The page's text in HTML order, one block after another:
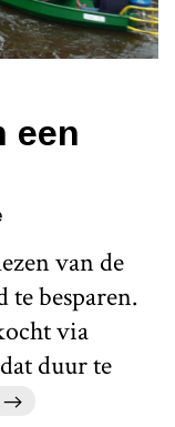
een
van de
besparen.
via
duur te